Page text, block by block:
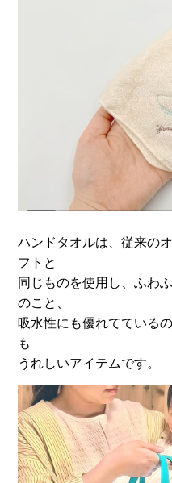
ハンドタオルは、従来の
フトと
同じものを使用し、ふわ
のこと、
吸水性にも優れてている
も
うれしいアイテムです。